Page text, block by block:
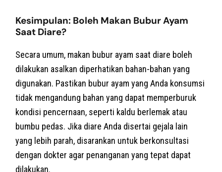
Kesimpulan: Boleh Makan Bubur Ayam
Saat Diare?
Secara umum, makan bubur ayam saat diare boleh
dilakukan asalkan diperhatikan bahan-bahan yang
digunakan. Pastikan bubur ayam yang Anda konsumsi
tidak mengandung bahan yang dapat memperburuk
kondisi pencernaan, seperti kaldu berlemak atau
bumbu pedas. Jika diare Anda disertai gejala lain
yang lebih parah, disarankan untuk berkonsultasi
dengan dokter agar penanganan yang tepat dapat
dilakukan.